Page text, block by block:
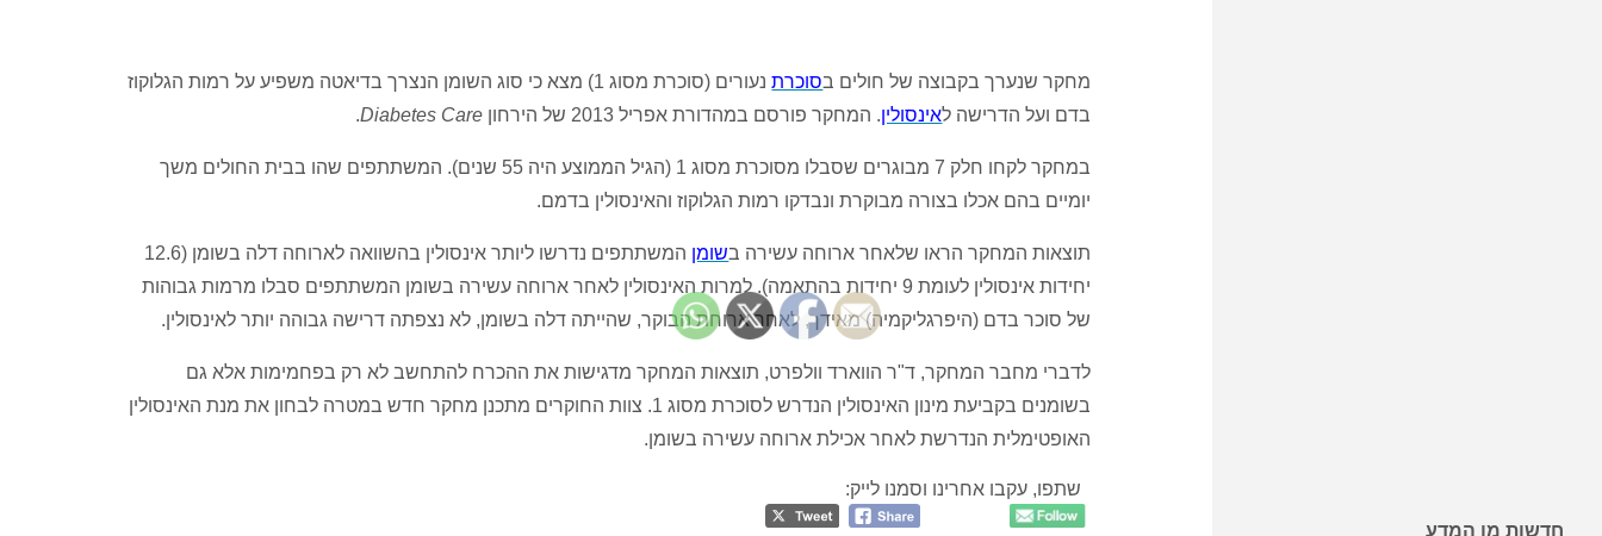
מחקר שנערך בקבוצה של חולים בסוכרת
נעורים (סוכרת מסוג 1) מצא כי סוג השומן הנצרך בדיאטה משפיע על רמות הגלוקוז
בדם ועל הדרישה לאינסולין. המחקר פורסם במהדורת אפריל 2013 של הירחון Diabetes Care
.
במחקר לקחו חלק 7 מבוגרים שסבלו מסוכרת מסוג 1 (הגיל הממוצע היה 55 שנים). המשתתפים שהו בבית החולים משך
יומיים בהם אכלו בצורה מבוקרת ונבדקו רמות הגלוקוז והאינסולין בדמם.
תוצאות המחקר הראו שלאחר ארוחה עשירה בשומן
המשתתפים נדרשו ליותר אינסולין בהשוואה לארוחה דלה בשומן (12.6
יחידות אינסולין לעומת 9 יחידות בהתאמה). למרות האינסולין לאחר ארוחה עשירה בשומן המשתתפים סבלו מרמות גבוהות
של סוכר בדם (היפרגליקמיה) מאידך, לאחר ארוחת הבוקר, שהייתה דלה בשומן, לא נצפתה דרישה גבוהה יותר לאינסולין.
לדברי מחבר המחקר, ד"ר הווארד וולפרט, תוצאות המחקר מדגישות את ההכרח להתחשב לא רק בפחמימות אלא גם
בשומנים בקביעת מינון האינסולין הנדרש לסוכרת מסוג 1. צוות החוקרים מתכנן מחקר חדש במטרה לבחון את מנת האינסולין
האופטימלית הנדרשת לאחר אכילת ארוחה עשירה בשומן.
שתפו, עקבו אחרינו וסמנו לייק:
חדשות מן המדע